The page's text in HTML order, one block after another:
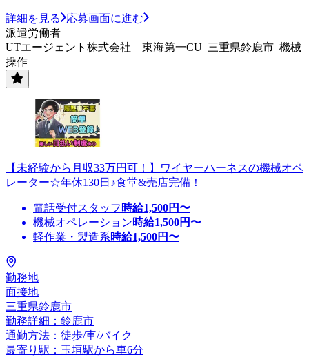
詳細を見る
応募画面に進む
派遣労働者
UTエージェント株式会社 東海第一CU_三重県鈴鹿市_機械
操作
【未経験から月収33万円可！】ワイヤーハーネスの機械オペ
レーター☆年休130日♪食堂&売店完備！
電話受付スタッフ 時給1,500円〜
機械オペレーション時給1,500円〜
軽作業・製造系時給1,500円〜
勤務地
面接地
三重県鈴鹿市
勤務詳細：鈴鹿市
通勤方法：徒歩/車/バイク
最寄り駅：玉垣駅から車6分